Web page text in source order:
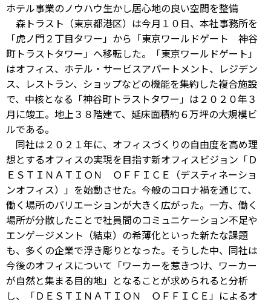
ホテル事業のノウハウ生かし居心地の良い空間を整備
森トラスト（東京都港区）は今月１０日、本社事務所を
「虎ノ門２丁目タワー」から「東京ワールドゲート 神谷
町トラストタワー」へ移転した。「東京ワールドゲート」
はオフィス、ホテル・サービスアパートメント、レジデン
ス、レストラン、ショップなどの機能を集約した複合施設
で、中核となる「神谷町トラストタワー」は２０２０年３
月に竣工。地上３８階建て、延床面積約６万坪の大規模ビ
ルである。
同社は２０２１年に、オフィスづくりの自由度を高め理
想とするオフィスの実現を目指す新オフィスビジョン「Ｄ
ＥＳＴＩＮＡＴＩＯＮ ＯＦＦＩＣＥ（デスティネーショ
ンオフィス）」を始動させた。今般のコロナ禍を通じて、
働く場所のバリエーションが大きく広がった。一方、働く
場所が分散したことで社員間のコミュニケーション不足や
エンゲージメント（結束）の希薄化といった新たな課題
も、多くの企業で浮き彫りとなった。そうした中、同社は
今後のオフィスについて「ワーカーを惹きつけ、ワーカー
が自然と集まる目的地」となることが求められると分析
し、「ＤＥＳＴＩＮＡＴＩＯＮ ＯＦＦＩＣＥ」によるオ